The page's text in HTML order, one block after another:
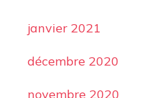
janvier 2021
décembre 2020
novembre 2020